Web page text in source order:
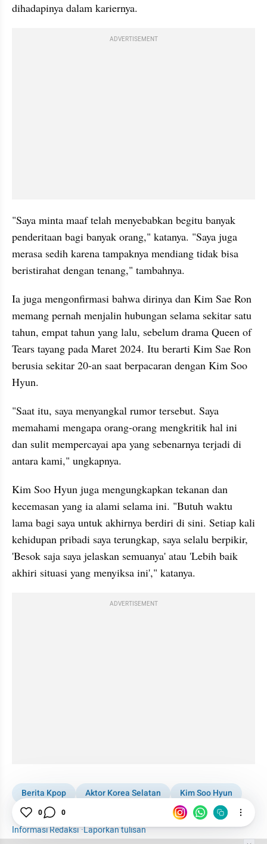
dihadapinya dalam kariernya.
ADVERTISEMENT
"Saya minta maaf telah menyebabkan begitu banyak
penderitaan bagi banyak orang," katanya. "Saya juga
merasa sedih karena tampaknya mendiang tidak bisa
beristirahat dengan tenang," tambahnya.
Ia juga mengonfirmasi bahwa dirinya dan Kim Sae Ron
memang pernah menjalin hubungan selama sekitar satu
tahun, empat tahun yang lalu, sebelum drama Queen of
Tears tayang pada Maret 2024. Itu berarti Kim Sae Ron
berusia sekitar 20-an saat berpacaran dengan Kim Soo
Hyun.
"Saat itu, saya menyangkal rumor tersebut. Saya
memahami mengapa orang-orang mengkritik hal ini
dan sulit mempercayai apa yang sebenarnya terjadi di
antara kami," ungkapnya.
Kim Soo Hyun juga mengungkapkan tekanan dan
kecemasan yang ia alami selama ini. "Butuh waktu
lama bagi saya untuk akhirnya berdiri di sini. Setiap kali
kehidupan pribadi saya terungkap, saya selalu berpikir,
'Besok saja saya jelaskan semuanya' atau 'Lebih baik
akhiri situasi yang menyiksa ini'," katanya.
ADVERTISEMENT
Berita Kpop Aktor Korea Selatan
Kim Soo Hyun
Kim Sae Ron
Hubungan
Informasi Redaksi·Laporkan tulisan
0 0